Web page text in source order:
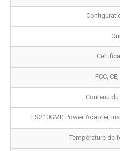
Oui
FCC,
Contenu
ES210GMP, Power Adapter,
Température de